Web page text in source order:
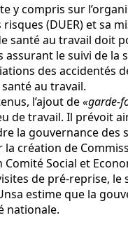
y compris sur
(DUER) et sa
santé au travail
le suivi de la
des accidentés
au travail.
l’ajout de«garde-
travail. Il prévoit
la gouvernance
création de
Social et
de pré-reprise,
estime que la
nationale.